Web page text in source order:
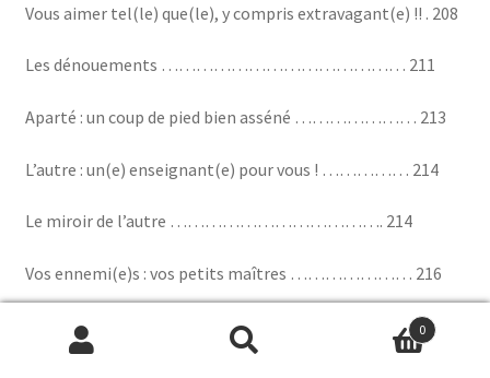
Vous aimer tel(le) que(le), y compris extravagant(e) !! . 208
Les dénouements …………………………………… 211
Aparté : un coup de pied bien asséné ………………… 213
L’autre : un(e) enseignant(e) pour vous ! …………… 214
Le miroir de l’autre ………………………………. 214
Vos ennemi(e)s : vos petits maîtres ………………… 216
Aimer l’autre, votre semblable ……………………… 220
Recherche
Recherche
0